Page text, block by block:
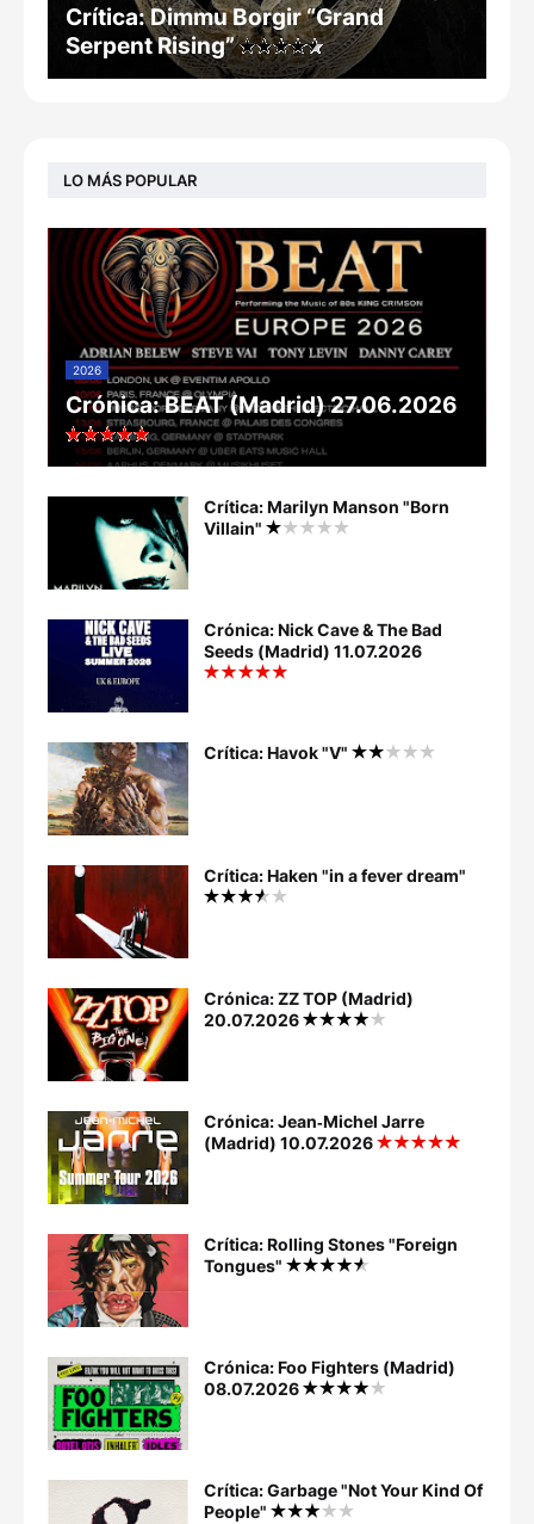
Crítica: Dimmu Borgir “Grand
Serpent Rising”
LO MÁS POPULAR
2026
Crónica: BEAT (Madrid) 27.06.2026
Crítica: Marilyn Manson "Born
Villain"
Crónica: Nick Cave & The Bad
Seeds (Madrid) 11.07.2026
Crítica: Havok "V"
Crítica: Haken "in a fever dream"
Crónica: ZZ TOP (Madrid)
20.07.2026
Crónica: Jean‐Michel Jarre
(Madrid) 10.07.2026
Crítica: Rolling Stones "Foreign
Tongues"
Crónica: Foo Fighters (Madrid)
08.07.2026
Crítica: Garbage "Not Your Kind Of
People"